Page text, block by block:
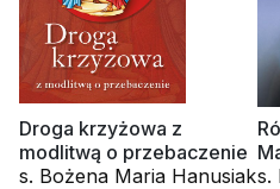
Droga krzyżowa z
modlitwą o przebaczenie
s. Bożena Maria Hanusiaks.